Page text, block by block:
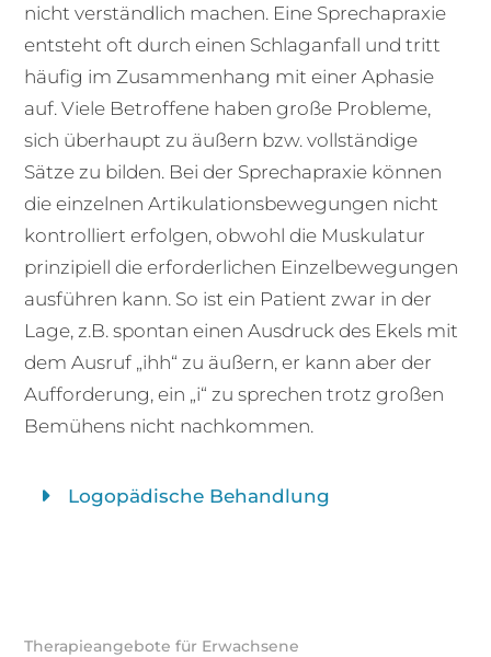
nicht verständlich machen. Eine Sprechapraxie
entsteht oft durch einen Schlaganfall und tritt
häufig im Zusammenhang mit einer Aphasie
auf. Viele Betroffene haben große Probleme,
sich überhaupt zu äußern bzw. vollständige
Sätze zu bilden. Bei der Sprechapraxie können
die einzelnen Artikulationsbewegungen nicht
kontrolliert erfolgen, obwohl die Muskulatur
prinzipiell die erforderlichen Einzelbewegungen
ausführen kann. So ist ein Patient zwar in der
Lage, z.B. spontan einen Ausdruck des Ekels mit
dem Ausruf „ihh“ zu äußern, er kann aber der
Aufforderung, ein „i“ zu sprechen trotz großen
Bemühens nicht nachkommen.
Logopädische Behandlung
Therapieangebote für Erwachsene